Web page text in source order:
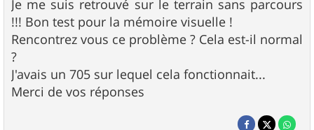
Je me suis retrouvé sur le terrain sans parcours
!!! Bon test pour la mémoire visuelle !
Rencontrez vous ce problème ? Cela est-il normal
?
J'avais un 705 sur lequel cela fonctionnait...
Merci de vos réponses